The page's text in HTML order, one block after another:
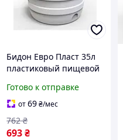
Бидон Евро Пласт 35л
пластиковый пищевой
Готово к отправке
от69₴/мес
693₴
762 ₴